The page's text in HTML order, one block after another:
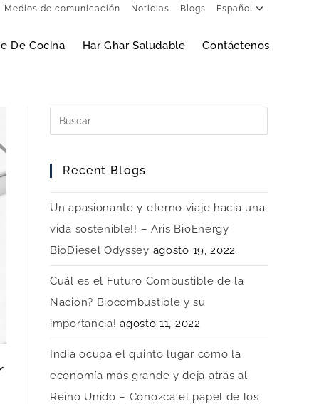
Medios de comunicación Noticias Blogs Español
De Cocina Har Ghar Saludable Contáctenos
Recent Blogs
Un apasionante y eterno viaje hacia una
vida sostenible!! – Aris BioEnergy
BioDiesel Odyssey agosto 19, 2022
Cuál es el Futuro Combustible de la
Nación? Biocombustible y su
importancia! agosto 11, 2022
India ocupa el quinto lugar como la
economía más grande y deja atrás al
Reino Unido – Conozca el papel de los